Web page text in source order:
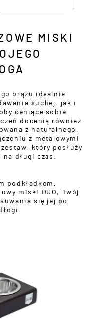
MISKI
brązu idealnie
suchej, jak i
ceniące sobie
docenią również
z naturalnego,
z metalowymi
który posłuży
długi czas.
podkładkom,
miski DUO, Twój
się jej po